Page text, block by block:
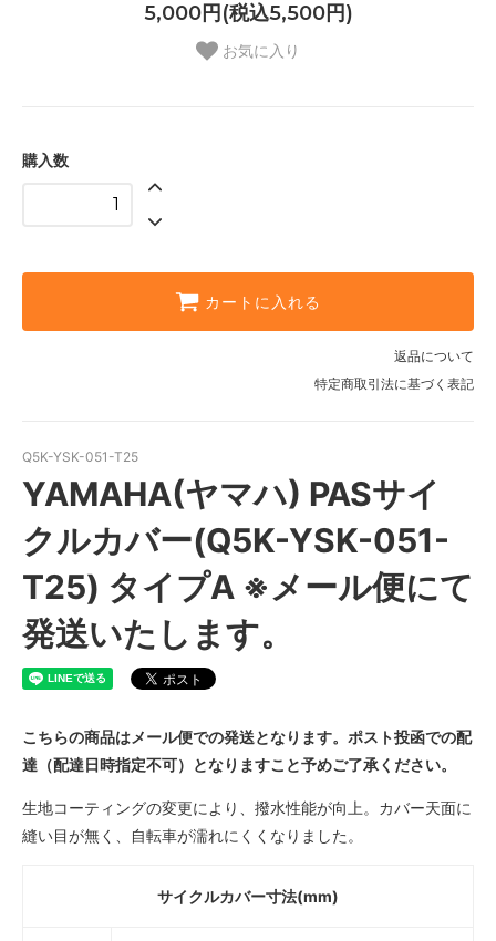
5,000円(税込5,500円)
お気に入り
購入数
カートに入れる
返品について
特定商取引法に基づく表記
Q5K-YSK-051-T25
YAMAHA(ヤマハ) PASサイ
クルカバー(Q5K-YSK-051-
T25) タイプA ※メール便にて
発送いたします。
こちらの商品はメール便での発送となります。ポスト投函での配
達（配達日時指定不可）となりますこと予めご了承ください。
生地コーティングの変更により、撥水性能が向上。カバー天面に
縫い目が無く、自転車が濡れにくくなりました。
サイクルカバー寸法(mm)